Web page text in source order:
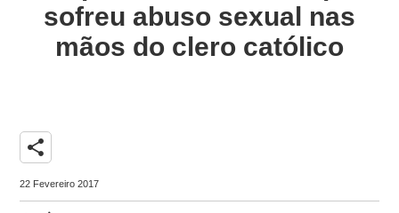
sofreu abuso sexual nas
mãos do clero católico
share
22 Fevereiro 2017